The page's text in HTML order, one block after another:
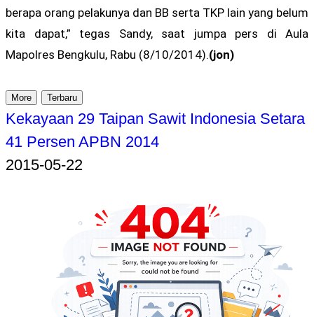
berapa orang pelakunya dan BB serta TKP lain yang belum
kita dapat,” tegas Sandy, saat jumpa pers di Aula
Mapolres Bengkulu, Rabu (8/10/2014).(jon)
More Terbaru
Kekayaan 29 Taipan Sawit Indonesia Setara
41 Persen APBN 2014
2015-05-22